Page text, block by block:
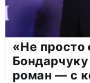
«Не просто
роман — с